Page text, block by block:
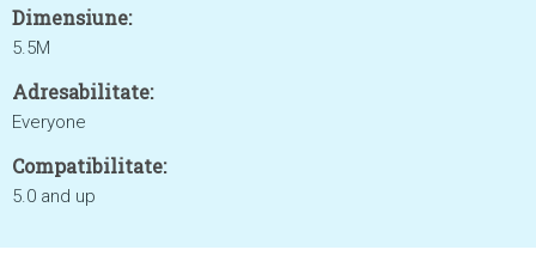
Dimensiune:
5.5M
Adresabilitate:
Everyone
Compatibilitate:
5.0 and up